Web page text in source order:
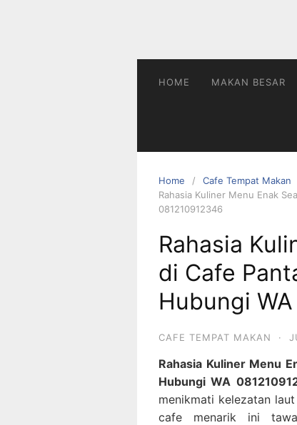
HOME MAKAN BESAR
Home
Cafe Tempat Makan
Rahasia Kuliner Menu Enak
081210912346
Rahasia
di Cafe
Hubungi
CAFE TEMPAT MAKAN ·
Rahasia Kuliner Menu
Hubungi WA
menikmati kelezatan
cafe menarik ini